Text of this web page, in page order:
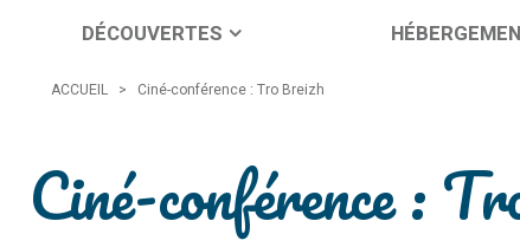
DÉCOUVERTES
ACCUEIL > Ciné-conférence : Tro Breizh
Ciné-conférence :